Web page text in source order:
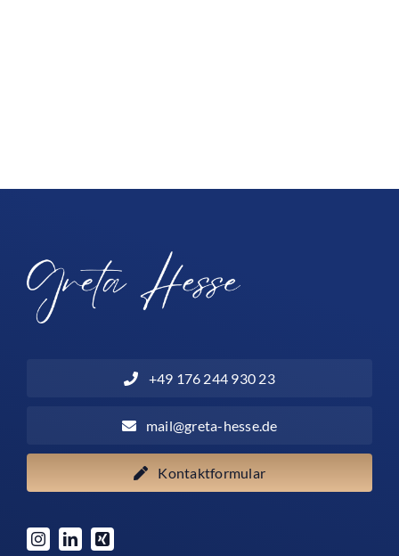
+49 176 244 930 23
mail@greta-hesse.de
Kontaktformular